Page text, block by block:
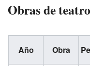
Obras de teatro
Año Obra